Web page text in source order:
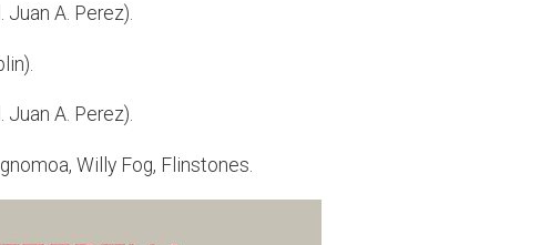
A. Perez).
A. Perez).
Willy Fog, Flinstones.